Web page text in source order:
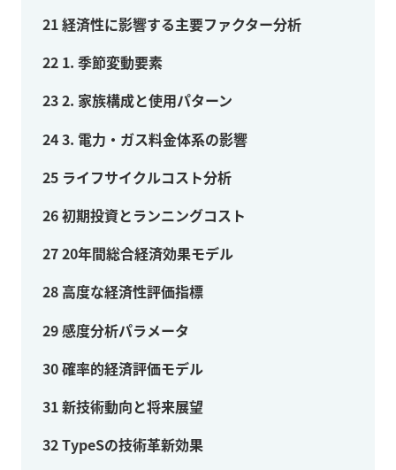
21経済性に影響する主要ファクター分析
22 1. 季節変動要素
232. 家族構成と使用パターン
243. 電力・ガス料金体系の影響
25 ライフサイクルコスト分析
26初期投資とランニングコスト
2720年間総合経済効果モデル
28 高度な経済性評価指標
29感度分析パラメータ
30確率的経済評価モデル
31新技術動向と将来展望
32TypeSの技術革新効果